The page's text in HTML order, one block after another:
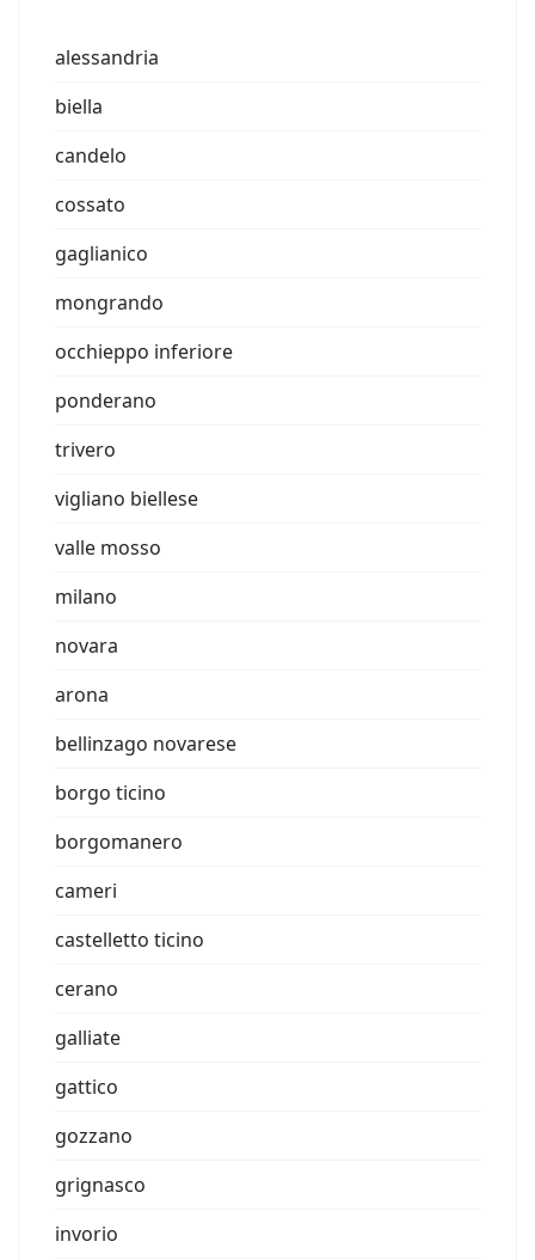
alessandria
biella
candelo
cossato
gaglianico
mongrando
occhieppo inferiore
ponderano
trivero
vigliano biellese
valle mosso
milano
novara
arona
bellinzago novarese
borgo ticino
borgomanero
cameri
castelletto ticino
cerano
galliate
gattico
gozzano
grignasco
invorio